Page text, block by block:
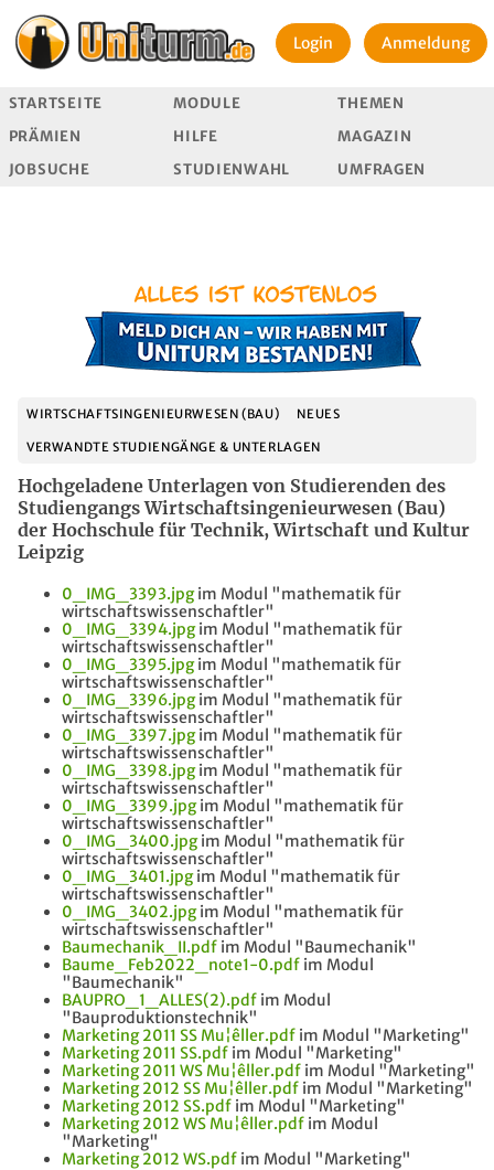
Login Anmeldung
STARTSEITE MODULE
THEMEN
PRÄMIEN
HILFE
MAGAZIN
JOBSUCHE
STUDIENWAHL UMFRAGEN
WIRTSCHAFTSINGENIEURWESEN (BAU) NEUES
VERWANDTE STUDIENGÄNGE & UNTERLAGEN
Hochgeladene Unterlagen von Studierenden des
Studiengangs Wirtschaftsingenieurwesen (Bau)
der Hochschule für Technik, Wirtschaft und Kultur
Leipzig
0_IMG_3393.jpgim Modul "mathematik für
wirtschaftswissenschaftler"
0_IMG_3394.jpgim Modul "mathematik für
wirtschaftswissenschaftler"
0_IMG_3395.jpgim Modul "mathematik für
wirtschaftswissenschaftler"
0_IMG_3396.jpgim Modul "mathematik für
wirtschaftswissenschaftler"
0_IMG_3397.jpgim Modul "mathematik für
wirtschaftswissenschaftler"
0_IMG_3398.jpgim Modul "mathematik für
wirtschaftswissenschaftler"
0_IMG_3399.jpgim Modul "mathematik für
wirtschaftswissenschaftler"
0_IMG_3400.jpgim Modul "mathematik für
wirtschaftswissenschaftler"
0_IMG_3401.jpgim Modul "mathematik für
wirtschaftswissenschaftler"
0_IMG_3402.jpgim Modul "mathematik für
wirtschaftswissenschaftler"
Baumechanik_II.pdf im Modul "Baumechanik"
Baume_Feb2022_note1-0.pdf im Modul
"Baumechanik"
BAUPRO_1_ALLES(2).pdf im Modul
"Bauproduktionstechnik"
Marketing 2011 SS Mu¦êller.pdf im Modul "Marketing"
Marketing 2011 SS.pdf im Modul "Marketing"
Marketing 2011 WS Mu¦êller.pdf im Modul "Marketing"
Marketing 2012 SS Mu¦êller.pdf im Modul "Marketing"
Marketing 2012 SS.pdf im Modul "Marketing"
Marketing 2012 WS Mu¦êller.pdf im Modul
"Marketing"
Marketing 2012 WS.pdf im Modul "Marketing"